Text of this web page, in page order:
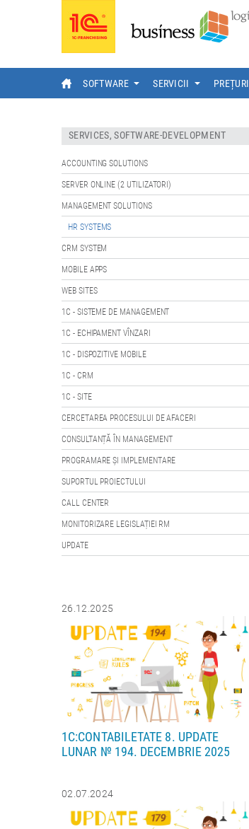
SOFTWARE SERVICII PREȚURI
SERVICES, SOFTWARE-DEVELOPMENT
ACCOUNTING SOLUTIONS
SERVER ONLINE (2 UTILIZATORI)
MANAGEMENT SOLUTIONS
HR SYSTEMS
CRM SYSTEM
MOBILE APPS
WEB SITES
1C - SISTEME DE MANAGEMENT
1C - ECHIPAMENT VÎNZARI
1C - DISPOZITIVE MOBILE
1C - CRM
1C - SITE
CERCETAREA PROCESULUI DE AFACERI
CONSULTANȚĂ ÎN MANAGEMENT
PROGRAMARE ȘI IMPLEMENTARE
SUPORTUL PROIECTULUI
CALL CENTER
MONITORIZARE LEGISLAȚIEI RM
UPDATE
26.12.2025
1C:CONTABILETATE 8. UPDATE
LUNAR № 194. DECEMBRIE 2025
02.07.2024